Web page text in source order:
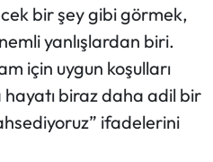
bir şey gibi görmek,
yanlışlardan biri.
için uygun koşulları
hayatı biraz daha adil bir
ifadelerini